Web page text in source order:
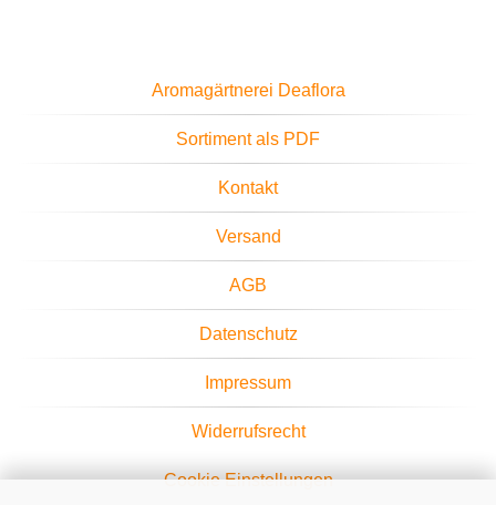
Aromagärtnerei Deaflora
Sortiment als PDF
Kontakt
Versand
AGB
Datenschutz
Impressum
Widerrufsrecht
Cookie Einstellungen